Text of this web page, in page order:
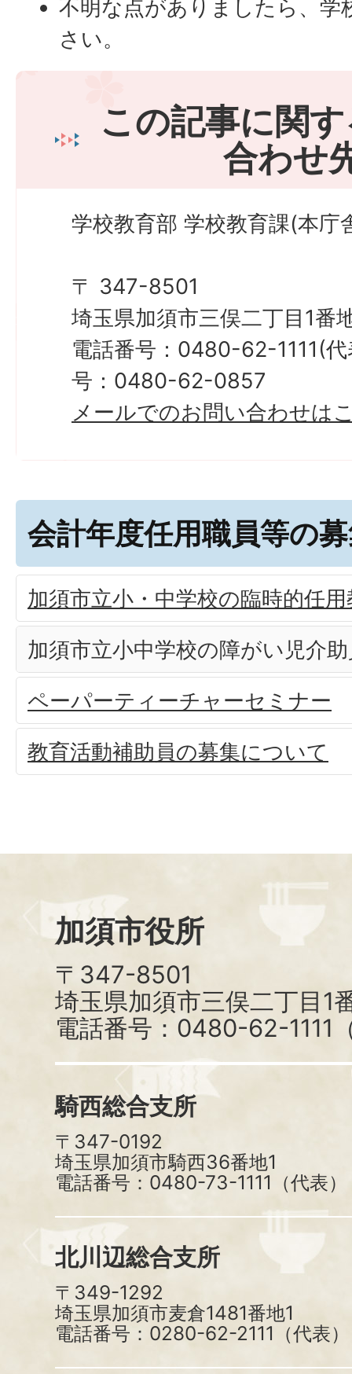
不明な点がありましたら、学
さい。
この記事に関
合わせ
学校教育部 学校教育課(本庁
〒 347-8501
埼玉県加須市三俣二丁目1番
電話番号：0480-62-1111(
号：0480-62-0857
メールでのお問い合わせは
会計年度任用職員等の
加須市立小・中学校の臨時的任
加須市立小中学校の障がい児介
ペーパーティーチャーセミナー
教育活動補助員の募集について
加須市役所
〒347-8501
埼玉県加須市三俣二丁目1
電話番号：0480-62-1111
騎西総合支所
〒347-0192
埼玉県加須市騎西36番地1
電話番号：0480-73-1111（代表）
北川辺総合支所
〒349-1292
埼玉県加須市麦倉1481番地1
電話番号：0280-62-2111（代表）